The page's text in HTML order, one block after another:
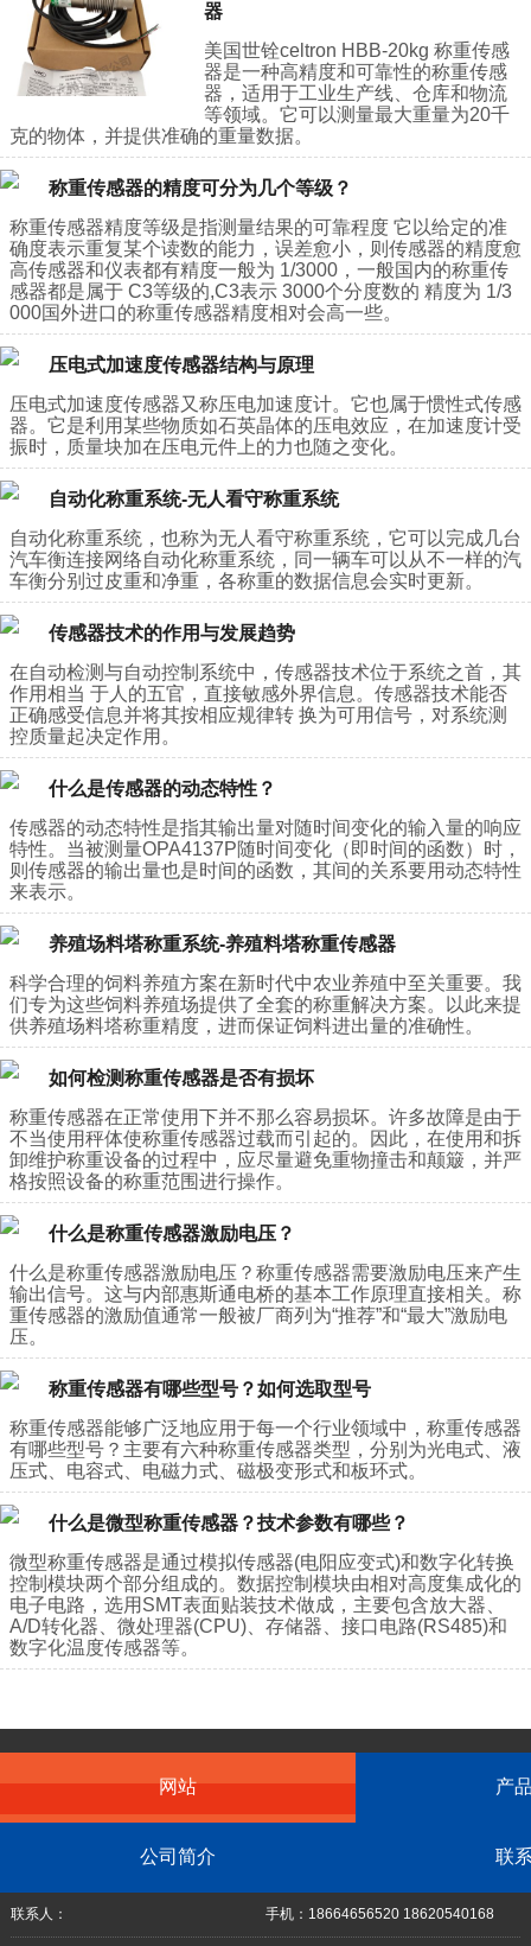
器
美国世铨celtron HBB-20kg 称重传感
器是一种高精度和可靠性的称重传感
器，适用于工业生产线、仓库和物流
等领域。它可以测量最大重量为20千
克的物体，并提供准确的重量数据。
称重传感器的精度可分为几个等级？
称重传感器精度等级是指测量结果的可靠程度 它以给定的准
确度表示重复某个读数的能力，误差愈小，则传感器的精度愈
高传感器和仪表都有精度一般为 1/3000，一般国内的称重传
感器都是属于 C3等级的,C3表示 3000个分度数的 精度为 1/3
000国外进口的称重传感器精度相对会高一些。
压电式加速度传感器结构与原理
压电式加速度传感器又称压电加速度计。它也属于惯性式传感
器。它是利用某些物质如石英晶体的压电效应，在加速度计受
振时，质量块加在压电元件上的力也随之变化。
自动化称重系统-无人看守称重系统
自动化称重系统，也称为无人看守称重系统，它可以完成几台
汽车衡连接网络自动化称重系统，同一辆车可以从不一样的汽
车衡分别过皮重和净重，各称重的数据信息会实时更新。
传感器技术的作用与发展趋势
在自动检测与自动控制系统中，传感器技术位于系统之首，其
作用相当 于人的五官，直接敏感外界信息。传感器技术能否
正确感受信息并将其按相应规律转 换为可用信号，对系统测
控质量起决定作用。
什么是传感器的动态特性？
​传感器的动态特性是指其输出量对随时间变化的输入量的响应
特性。当被测量OPA4137P随时间变化（即时间的函数）时，
则传感器的输出量也是时间的函数，其间的关系要用动态特性
来表示。
养殖场料塔称重系统-养殖料塔称重传感器
科学合理的饲料养殖方案在新时代中农业养殖中至关重要。我
们专为这些饲料养殖场提供了全套的称重解决方案。以此来提
供养殖场料塔称重精度，进而保证饲料进出量的准确性。
如何检测称重传感器是否有损坏
称重传感器在正常使用下并不那么容易损坏。许多故障是由于
不当使用秤体使称重传感器过载而引起的。因此，在使用和拆
卸维护称重设备的过程中，应尽量避免重物撞击和颠簸，并严
格按照设备的称重范围进行操作。
什么是称重传感器激励电压？
什么是称重传感器激励电压？称重传感器需要激励电压来产生
输出信号。这与内部惠斯通电桥的基本工作原理直接相关。称
重传感器的激励值通常一般被厂商列为“推荐”和“最大”激励电
压。
称重传感器有哪些型号？如何选取型号
称重传感器能够广泛地应用于每一个行业领域中，称重传感器
有哪些型号？主要有六种称重传感器类型，分别为光电式、液
压式、电容式、电磁力式、磁极变形式和板环式。
什么是微型称重传感器？技术参数有哪些？
微型称重传感器是通过模拟传感器(电阳应变式)和数字化转换
控制模块两个部分组成的。数据控制模块由相对高度集成化的
电子电路，选用SMT表面贴装技术做成，主要包含放大器、
A/D转化器、微处理器(CPU)、存储器、接口电路(RS485)和
数字化温度传感器等。
网站 产
公司简介 联
联系人： 手机：18664656520 18620540168